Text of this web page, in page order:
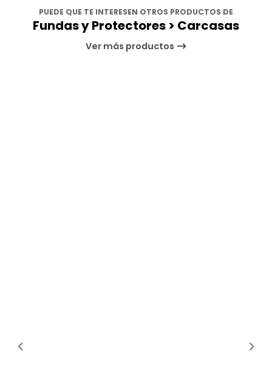
PUEDE QUE TE INTERESEN OTROS PRODUCTOS DE
Fundas y Protectores > Carcasas
Ver más productos